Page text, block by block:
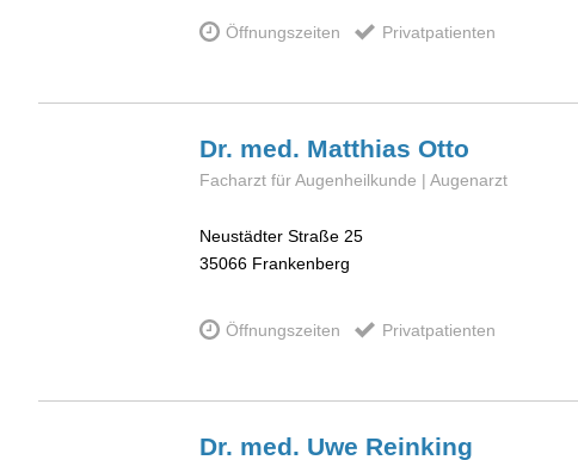
Öffnungszeiten Privatpatienten
Dr. med. Matthias Otto
Facharzt für Augenheilkunde | Augenarzt
Neustädter Straße 25
35066 Frankenberg
Öffnungszeiten Privatpatienten
Dr. med. Uwe Reinking